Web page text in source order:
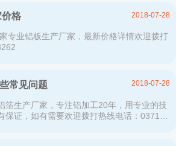
格
专业铝板生产厂家，最新价格详情欢迎拨打
2018-07-28
常见问题
箔生产厂家，专注铝加工20年，用专业的技
保证，如有需要欢迎拨打热线电话：0371-
2018-07-28